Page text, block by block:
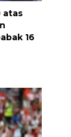
atas
16